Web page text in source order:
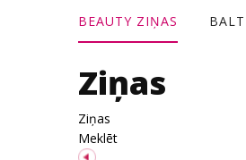
BEAUTY ZIŅAS
Ziņas
Ziņas
Meklēt